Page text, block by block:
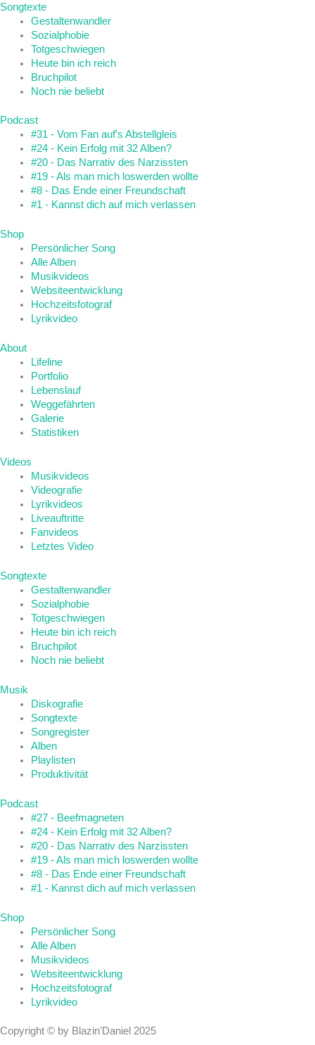
Songtexte
Gestaltenwandler
Sozialphobie
Totgeschwiegen
Heute bin ich reich
Bruchpilot
Noch nie beliebt
Podcast
#31 - Vom Fan auf's Abstellgleis
#24 - Kein Erfolg mit 32 Alben?
#20 - Das Narrativ des Narzissten
#19 - Als man mich loswerden wollte
#8 - Das Ende einer Freundschaft
#1 - Kannst dich auf mich verlassen
Shop
Persönlicher Song
Alle Alben
Musikvideos
Websiteentwicklung
Hochzeitsfotograf
Lyrikvideo
About
Lifeline
Portfolio
Lebenslauf
Weggefährten
Galerie
Statistiken
Videos
Musikvideos
Videografie
Lyrikvideos
Liveauftritte
Fanvideos
Letztes Video
Songtexte
Gestaltenwandler
Sozialphobie
Totgeschwiegen
Heute bin ich reich
Bruchpilot
Noch nie beliebt
Musik
Diskografie
Songtexte
Songregister
Alben
Playlisten
Produktivität
Podcast
#27 - Beefmagneten
#24 - Kein Erfolg mit 32 Alben?
#20 - Das Narrativ des Narzissten
#19 - Als man mich loswerden wollte
#8 - Das Ende einer Freundschaft
#1 - Kannst dich auf mich verlassen
Shop
Persönlicher Song
Alle Alben
Musikvideos
Websiteentwicklung
Hochzeitsfotograf
Lyrikvideo
Copyright © by Blazin'Daniel 2025